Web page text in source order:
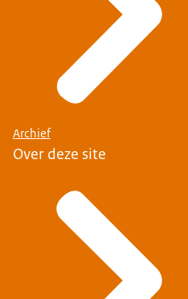
Archief
Over deze site